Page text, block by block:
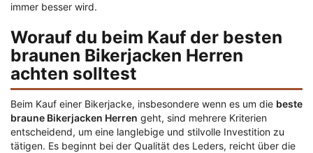
immer besser wird.
Worauf du beim Kauf der besten
braunen Bikerjacken Herren
achten solltest
Beim Kauf einer Bikerjacke, insbesondere wenn es um die beste
braune Bikerjacken Herren geht, sind mehrere Kriterien
entscheidend, um eine langlebige und stilvolle Investition zu
tätigen. Es beginnt bei der Qualität des Leders, reicht über die